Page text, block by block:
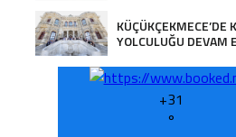
KÜÇÜKÇEKMECE’DE
YOLCULUĞU DEVAM
+31
°